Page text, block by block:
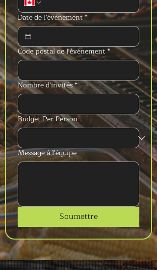
Date de l'événement *
Code postal de l'événement*
Nombre d'invités*
Budget Per Person
Message à l'équipe
Soumettre